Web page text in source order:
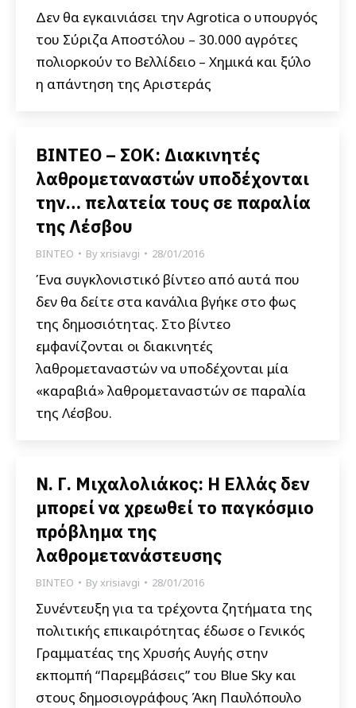
Δεν θα εγκαινιάσει την Agrotica ο υπουργός
του Σύριζα Αποστόλου – 30.000 αγρότες
πολιορκούν το Βελλίδειο – Χημικά και ξύλο
η απάντηση της Αριστεράς
ΒΙΝΤΕΟ – ΣΟΚ: Διακινητές
λαθρομεταναστών υποδέχονται
την… πελατεία τους σε παραλία
της Λέσβου
ΒΙΝΤΕΟ Byxrisiavgi 28/01/2016
Ένα συγκλονιστικό βίντεο από αυτά που
δεν θα δείτε στα κανάλια βγήκε στο φως
της δημοσιότητας. Στο βίντεο
εμφανίζονται οι διακινητές
λαθρομεταναστών να υποδέχονται μία
«καραβιά» λαθρομεταναστών σε παραλία
της Λέσβου.
Ν. Γ. Μιχαλολιάκος: Η Ελλάς δεν
μπορεί να χρεωθεί το παγκόσμιο
πρόβλημα της
λαθρομετανάστευσης
ΒΙΝΤΕΟ Byxrisiavgi 28/01/2016
Συνέντευξη για τα τρέχοντα ζητήματα της
πολιτικής επικαιρότητας έδωσε ο Γενικός
Γραμματέας της Χρυσής Αυγής στην
εκπομπή “Παρεμβάσεις” του Blue Sky και
στους δημοσιογράφους Άκη Παυλόπουλο